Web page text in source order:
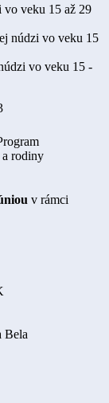
vo veku 15 až 29
núdzi vo veku 15
vo veku 15 -
v rámci